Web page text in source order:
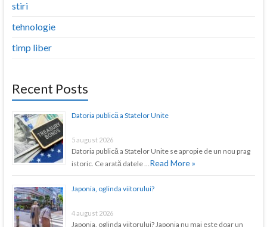
stiri
tehnologie
timp liber
Recent Posts
Datoria publică a Statelor Unite
5 august 2026
Datoria publică a Statelor Unite se apropie de un nou prag
istoric. Ce arată datele … Read More »
Japonia, oglinda viitorului?
4 august 2026
Japonia, oglinda viitorului? Japonia nu mai este doar un